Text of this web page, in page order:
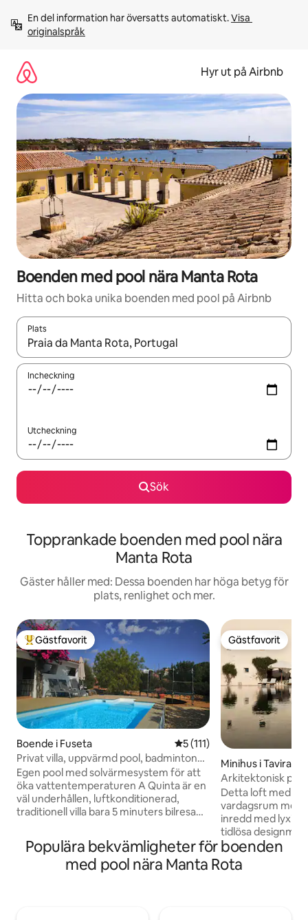
innehåll
En del information har översatts automatiskt. Visa
originalspråk
Hyr ut på Airbnb
Boenden med pool nära Manta Rota
Hitta och boka unika boenden med pool på Airbnb
Plats
När resultaten är tillgängliga kan du navigera med upp- och
Incheckning
Utcheckning
Sök
Topprankade boenden med pool nära
Manta Rota
Gäster håller med: Dessa boenden har höga betyg för
plats, renlighet och mer.
Populär gästfavorit
Gästfavorit
Boende i Fuseta 5 av 5 i genomsnittligt
5 (111)
Privat villa, uppvärmd pool, badminton
pingis +
Egen pool med solvärmesystem för att
öka vattentemperaturen A Quinta är en
väl underhållen, luftkonditionerad,
traditionell villa bara 5 minuters bilresa
men ändå varm och mysig på vintern.
Rymlig utomhusmatplats och
kök/grillplats, bredvid 3 m x 6 m pool
Gästfavorit
Gästfavorit
Minihus i Tavira
Arkitektonisk
Tavira
Detta loft med 2
vardagsrum med
inredd med
tidlösa
att få dig att
Detärbara 5
Tavira centrum,
Populära bekvämligheter för boenden
med pool nära Manta Rota